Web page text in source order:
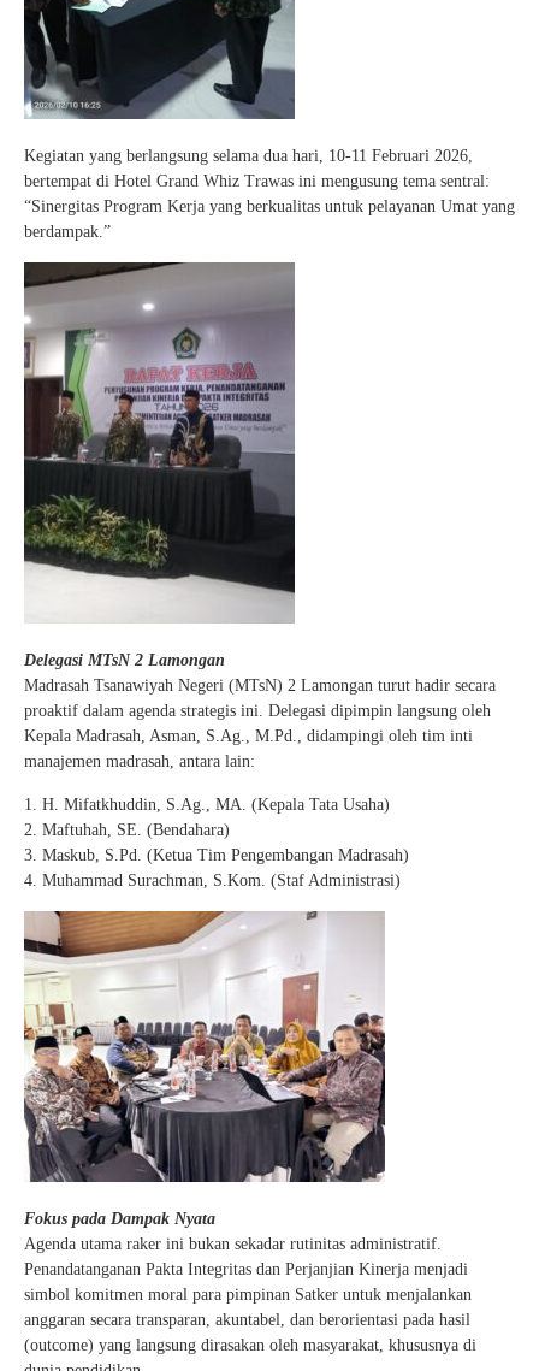
Kegiatan yang berlangsung selama dua hari, 10-11 Februari 2026,
bertempat di Hotel Grand Whiz Trawas ini mengusung tema sentral:
“Sinergitas Program Kerja yang berkualitas untuk pelayanan Umat yang
berdampak.”
Delegasi MTsN 2 Lamongan
Madrasah Tsanawiyah Negeri (MTsN) 2 Lamongan turut hadir secara
proaktif dalam agenda strategis ini. Delegasi dipimpin langsung oleh
Kepala Madrasah, Asman, S.Ag., M.Pd., didampingi oleh tim inti
manajemen madrasah, antara lain:
1. H. Mifatkhuddin, S.Ag., MA. (Kepala Tata Usaha)
2. Maftuhah, SE. (Bendahara)
3. Maskub, S.Pd. (Ketua Tim Pengembangan Madrasah)
4. Muhammad Surachman, S.Kom. (Staf Administrasi)
Fokus pada Dampak Nyata
Agenda utama raker ini bukan sekadar rutinitas administratif.
Penandatanganan Pakta Integritas dan Perjanjian Kinerja menjadi
simbol komitmen moral para pimpinan Satker untuk menjalankan
anggaran secara transparan, akuntabel, dan berorientasi pada hasil
(outcome) yang langsung dirasakan oleh masyarakat, khususnya di